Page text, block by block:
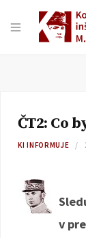
ČT2: Co
KI INFORMUJE
v